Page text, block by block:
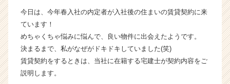
イ
ラ
ン】
|
今日は、今年春入社の内定者が入社後の住まいの賃貸契約に来
ています！
めちゃくちゃ悩みに悩んで、良い物件に出会えたようです。
決まるまで、私がなぜがドキドキしていました(笑)
賃貸契約をするときは、当社に在籍する宅建士が契約内容をご
説明します。